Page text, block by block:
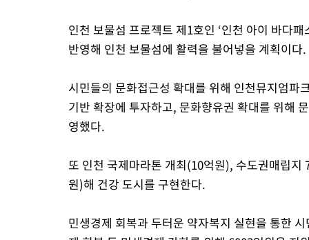
인천 보물섬 프로젝트 제1호인 ‘인천 아이 바다
반영해 인천 보물섬에 활력을 불어넣을 계획이다.
시민들의 문화접근성 확대를 위해 인천뮤지엄
기반 확장에 투자하고, 문화향유권 확대를 위해
영했다.
또 인천 국제마라톤 개최(10억원), 수도권매립
원)해 건강 도시를 구현한다.
민생경제 회복과 두터운 약자복지 실현을 통한